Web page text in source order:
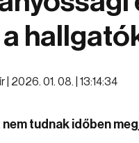
| 2026. 01. 08. | 13:14:34
tudnak időben